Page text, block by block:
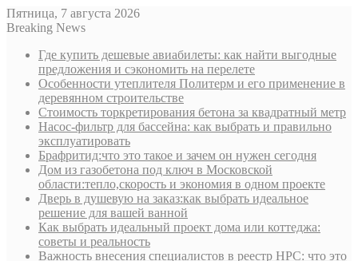
Пятница, 7 августа 2026
Breaking News
Где купить дешевые авиабилеты: как найти выгодные
предложения и сэкономить на перелете
Особенности утеплителя Политерм и его применение в
деревянном строительстве
Стоимость торкретирования бетона за квадратный метр
Насос-фильтр для бассейна: как выбрать и правильно
эксплуатировать
Брафритид:что это такое и зачем он нужен сегодня
Дом из газобетона под ключ в Московской
области:тепло,скорость и экономия в одном проекте
Дверь в душевую на заказ:как выбрать идеальное
решение для вашей ванной
Как выбрать идеальный проект дома или коттеджа:
советы и реальность
Важность внесения специалистов в реестр НРС: что это